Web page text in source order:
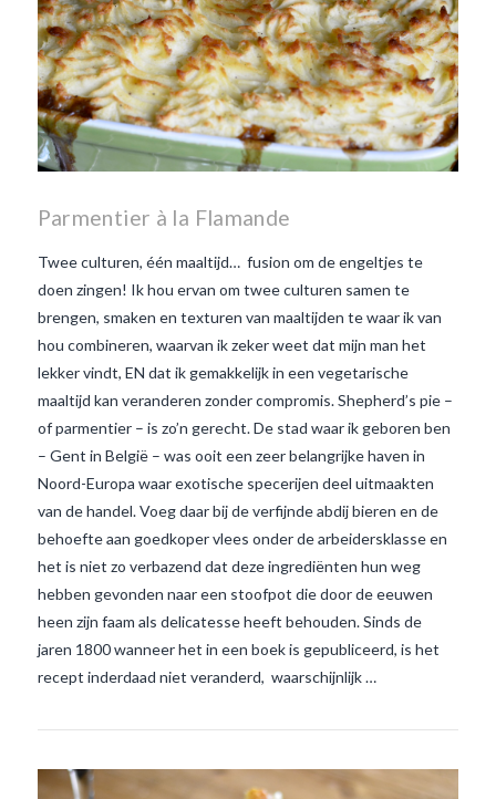
Parmentier à la Flamande
Twee culturen, één maaltijd… fusion om de engeltjes te
doen zingen! Ik hou ervan om twee culturen samen te
brengen, smaken en texturen van maaltijden te waar ik van
hou combineren, waarvan ik zeker weet dat mijn man het
lekker vindt, EN dat ik gemakkelijk in een vegetarische
maaltijd kan veranderen zonder compromis. Shepherd’s pie –
of parmentier – is zo’n gerecht. De stad waar ik geboren ben
– Gent in België – was ooit een zeer belangrijke haven in
Noord-Europa waar exotische specerijen deel uitmaakten
van de handel. Voeg daar bij de verfijnde abdij bieren en de
behoefte aan goedkoper vlees onder de arbeidersklasse en
het is niet zo verbazend dat deze ingrediënten hun weg
hebben gevonden naar een stoofpot die door de eeuwen
heen zijn faam als delicatesse heeft behouden. Sinds de
jaren 1800 wanneer het in een boek is gepubliceerd, is het
recept inderdaad niet veranderd, waarschijnlijk …